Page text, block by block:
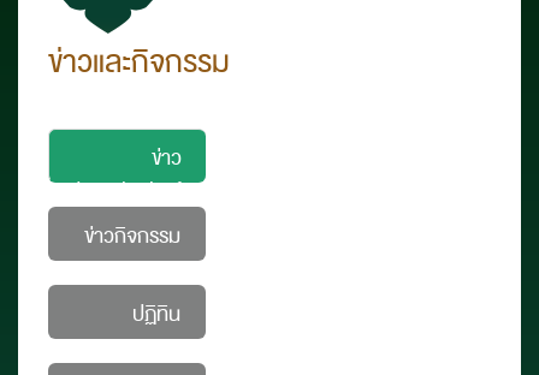
ข่าวและกิจกรรม
ข่าว
ประชาสัมพันธ์
ข่าวกิจกรรม
ปฏิทิน
กิจกรรม